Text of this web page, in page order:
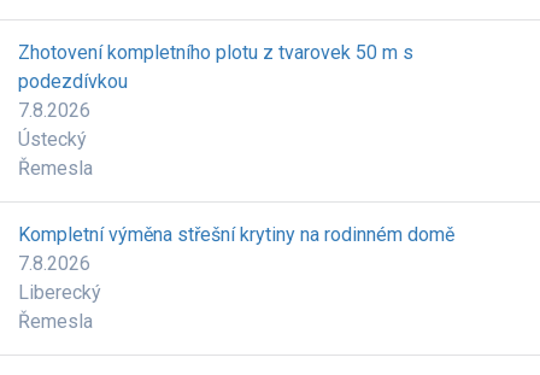
Zhotovení kompletního plotu z tvarovek 50 m s
podezdívkou
7.8.2026
Ústecký
Řemesla
Kompletní výměna střešní krytiny na rodinném domě
7.8.2026
Liberecký
Řemesla